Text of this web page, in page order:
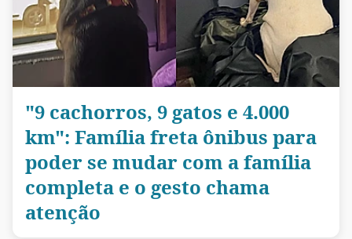
"9 cachorros, 9 gatos e 4.000
km": Família freta ônibus para
poder se mudar com a família
completa e o gesto chama
atenção